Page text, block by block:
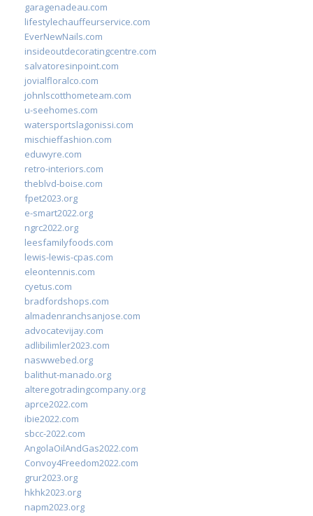
garagenadeau.com
lifestylechauffeurservice.com
EverNewNails.com
insideoutdecoratingcentre.com
salvatoresinpoint.com
jovialfloralco.com
johnlscotthometeam.com
u-seehomes.com
watersportslagonissi.com
mischieffashion.com
eduwyre.com
retro-interiors.com
theblvd-boise.com
fpet2023.org
e-smart2022.org
ngrc2022.org
leesfamilyfoods.com
lewis-lewis-cpas.com
eleontennis.com
cyetus.com
bradfordshops.com
almadenranchsanjose.com
advocatevijay.com
adlibilimler2023.com
naswwebed.org
balithut-manado.org
alteregotradingcompany.org
aprce2022.com
ibie2022.com
sbcc-2022.com
AngolaOilAndGas2022.com
Convoy4Freedom2022.com
grur2023.org
hkhk2023.org
napm2023.org